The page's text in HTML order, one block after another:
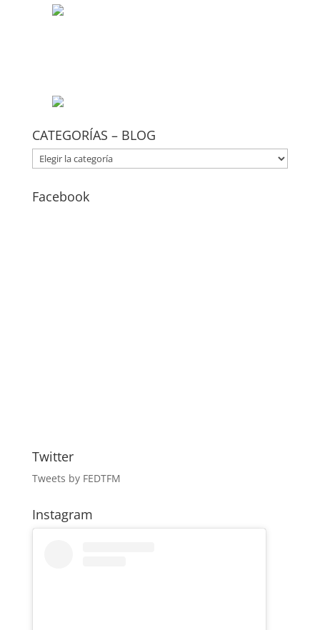
CATEGORÍAS – BLOG
CATEGORÍAS
–
Facebook
Twitter
Tweets by FEDTFM
Instagram